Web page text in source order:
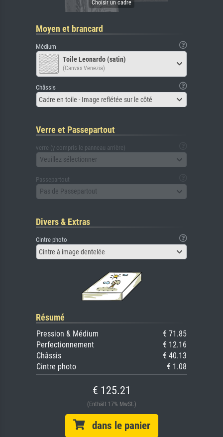
Moyen et brancard
Médium
Toile Leonardo (satin)
(Canvas Venezia)
Châssis
Cadre en toile - Image reflétée sur le côté
Verre et Passepartout
verre (y compris le panneau arrière)
Veuillez sélectionner
Passepartout
Pas de Passepartout
Divers & Extras
Cintre photo
Cintre à image dentelée
Résumé
Pression & Médium
€ 71.85
Perfectionnement
€ 12.16
Châssis
€ 40.13
Cintre photo
€ 1.08
€ 125.21
(Enthält 17% MwSt.)
dans le panier